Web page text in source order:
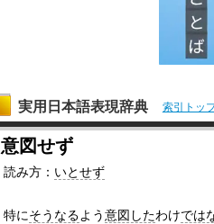
実用日本語表現辞典 索引トッ
意図せず
読み方： いとせず
特にそうなるよう意図したわけでは